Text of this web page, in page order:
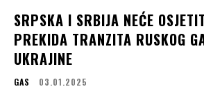
SRPSKA I SRBIJA NEĆE
PREKIDA TRANZITA RUSKOG
UKRAJINE
GAS 03.01.2025